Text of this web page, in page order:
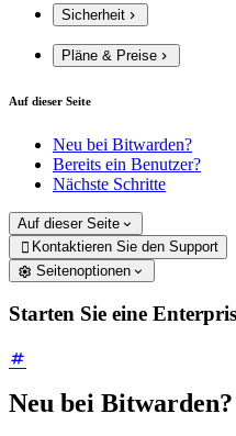
Sicherheit
Pläne & Preise
Auf dieser Seite
Neu bei Bitwarden?
Bereits ein Benutzer?
Nächste Schritte
Auf dieser Seite
 Kontaktieren Sie den Support
Seitenoptionen
Starten Sie eine
Neu bei Bitwarden?